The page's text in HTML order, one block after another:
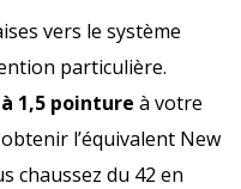
vers le système
particulière.
1,5 pointure à votre
l’équivalent New
chaussez du 42 en